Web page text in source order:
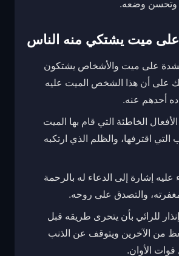
وتحسن وضعه.
على ميت يشتكي منه الناس
بشدة على ميت والأشخاص يشتكون
على أن هذا الشخص الميت عليه
أحدهم عنه.
الخاطئة التي قام بها الميت
التي اقترفها، والظلم الذي ارتكبه
عليه إشارة إلى الدعاء له بالرحمة
والتصدق على روحه.
للرائي بأن يتحرى طريقه قبل
من الآخرين ويتوقف عن الذنب
الأوان.